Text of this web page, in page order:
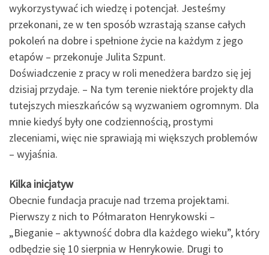
wykorzystywać ich wiedzę i potencjał. Jesteśmy
przekonani, ze w ten sposób wzrastają szanse całych
pokoleń na dobre i spełnione życie na każdym z jego
etapów – przekonuje Julita Szpunt.
Doświadczenie z pracy w roli menedżera bardzo się jej
dzisiaj przydaje. – Na tym terenie niektóre projekty dla
tutejszych mieszkańców są wyzwaniem ogromnym. Dla
mnie kiedyś były one codziennością, prostymi
zleceniami, więc nie sprawiają mi większych problemów
– wyjaśnia.
Kilka inicjatyw
Obecnie fundacja pracuje nad trzema projektami.
Pierwszy z nich to Półmaraton Henrykowski –
„Bieganie – aktywność dobra dla każdego wieku”, który
odbędzie się 10 sierpnia w Henrykowie. Drugi to